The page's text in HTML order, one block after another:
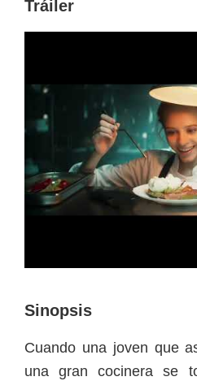
Tráiler
Sinopsis
Cuando una joven que
una gran cocinera se